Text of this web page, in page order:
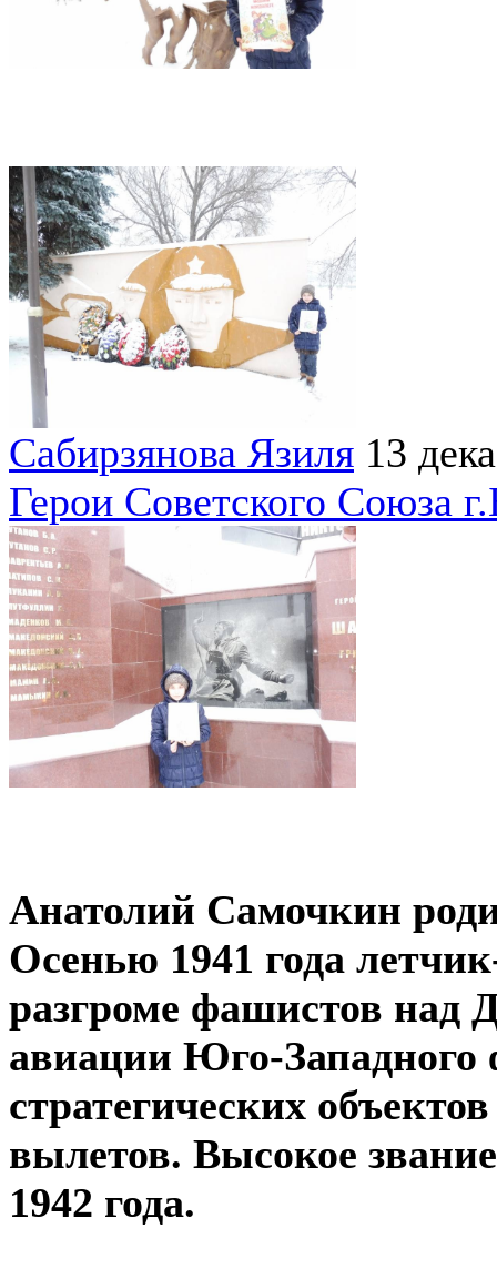
Сабирзянова Язиля 13
Герои Советского Союза
Анатолий Самочкин
Осенью 1941 года
разгроме фашистов над
авиации Юго-Западного
стратегических
вылетов. Высокое
1942 года.